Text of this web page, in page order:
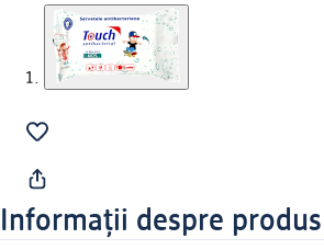
Informații despre produs